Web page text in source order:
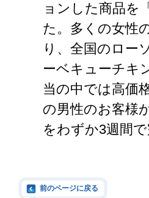
ョンした商品を
た。多くの女性
り、全国のロー
ーベキューチキ
当の中では高価
の男性のお客様
をわずか3週間
前のページに戻る